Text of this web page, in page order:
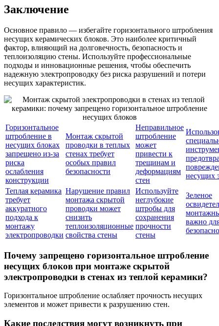
Заключение
Основное правило — избегайте горизонтального штробления
несущих керамических блоков. Это наиболее критичный
фактор, влияющий на долговечность, безопасность и
теплоизоляцию стены. Используйте профессиональные
подходы и инновационные решения, чтобы обеспечить
надежную электропроводку без риска разрушений и потери
несущих характеристик.
Горизонтальное
штробление в
несущих блоках
запрещено из-за
риска
ослабления
конструкции
Монтаж скрытой
проводки в теплых
стенах требует
особых правил
безопасности
Неправильное
штробление
может
привести к
трещинам и
деформациям
стен
несущих
Теплая керамика
требует
аккуратного
подхода к
монтажу
электропроводки
Нарушение правил
монтажа скрытой
проводки может
снизить
теплоизоляционные
свойства стены
Используйте
неглубокие
штробы для
сохранения
прочности
стены
Зеленое
важно
Почему запрещено горизонтальное штробление
несущих блоков при монтаже скрытой
электропроводки в стенах из теплой керамики?
Горизонтальное штробление ослабляет прочность несущих
элементов и может привести к разрушению стен.
Какие последствия могут возникнуть при